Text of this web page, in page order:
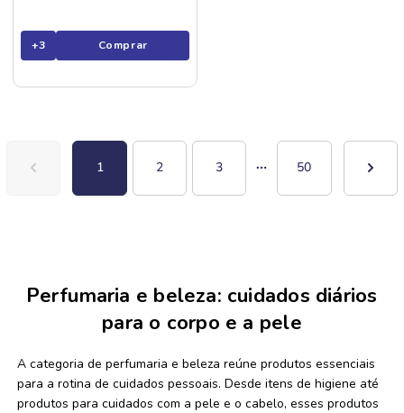
+3 Comprar
1 2 3 50
Perfumaria e beleza: cuidados diários
para o corpo e a pele
A categoria de perfumaria e beleza reúne produtos essenciais
para a rotina de cuidados pessoais. Desde itens de higiene até
produtos para cuidados com a pele e o cabelo, esses produtos